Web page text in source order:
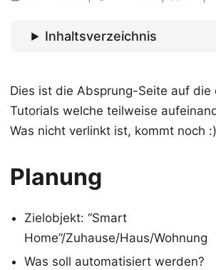
Inhaltsverzeichnis
Dies ist die Absprung-Seite auf die
Tutorials welche teilweise
Was nicht verlinkt ist, kommt noch :)
Planung
Zielobjekt: “Smart
Home”/Zuhause/Haus/Wohnung
Was soll automatisiert werden?